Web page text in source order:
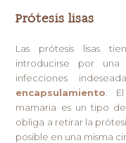
Prótesis lisas
Las prótesis lisas
introducirse por
infecciones
encapsulamiento .
mamaria es un tipo
obliga a retirar la
posible en una misma